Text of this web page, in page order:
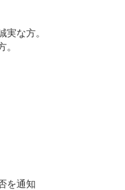
実な方。
を通知